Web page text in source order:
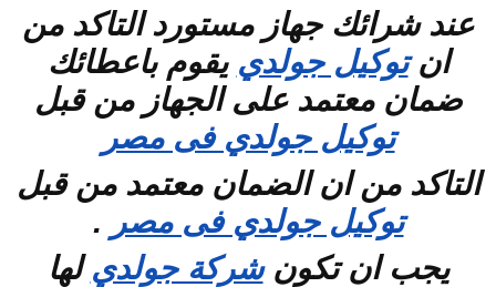
عند شرائك جهاز مستورد التاكد من
انتوكيل جولدي يقوم باعطائك
ضمان معتمد على الجهاز من قبل
توكيل جولدي فى مصر
التاكد من ان الضمان معتمد من قبل
توكيل جولدي فى مصر .
يجب ان تكونشركة جولديلها